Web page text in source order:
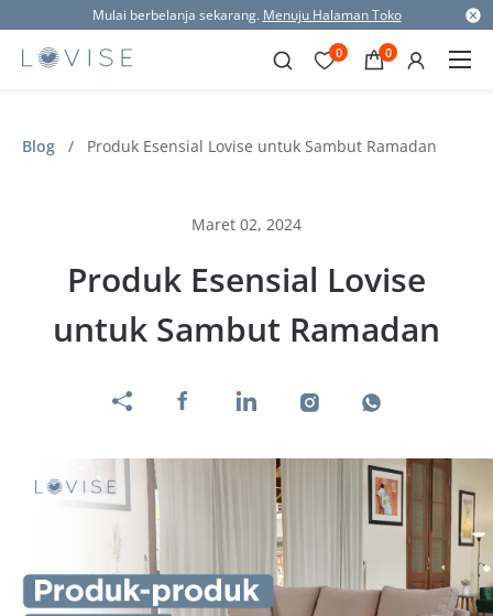
Mulai berbelanja sekarang. Menuju Halaman Toko
0 0
Blog / Produk Esensial Lovise untuk Sambut Ramadan
Maret 02, 2024
Produk Esensial Lovise
untuk Sambut Ramadan